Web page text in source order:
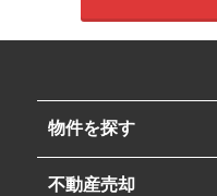
物件を探す
不動産売却